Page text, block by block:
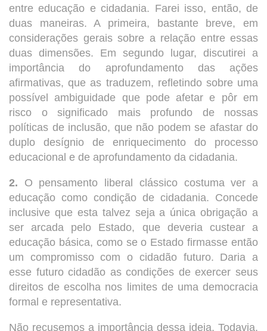
entre educação e cidadania. Farei isso, então, de
duas maneiras. A primeira, bastante breve, em
considerações gerais sobre a relação entre essas
duas dimensões. Em segundo lugar, discutirei a
importância do aprofundamento das ações
afirmativas, que as traduzem, refletindo sobre uma
possível ambiguidade que pode afetar e pôr em
risco o significado mais profundo de nossas
políticas de inclusão, que não podem se afastar do
duplo desígnio de enriquecimento do processo
educacional e de aprofundamento da cidadania.
2. O pensamento liberal clássico costuma ver a
educação como condição de cidadania. Concede
inclusive que esta talvez seja a única obrigação a
ser arcada pelo Estado, que deveria custear a
educação básica, como se o Estado firmasse então
um compromisso com o cidadão futuro. Daria a
esse futuro cidadão as condições de exercer seus
direitos de escolha nos limites de uma democracia
formal e representativa.
Não recusemos a importância dessa ideia. Todavia,